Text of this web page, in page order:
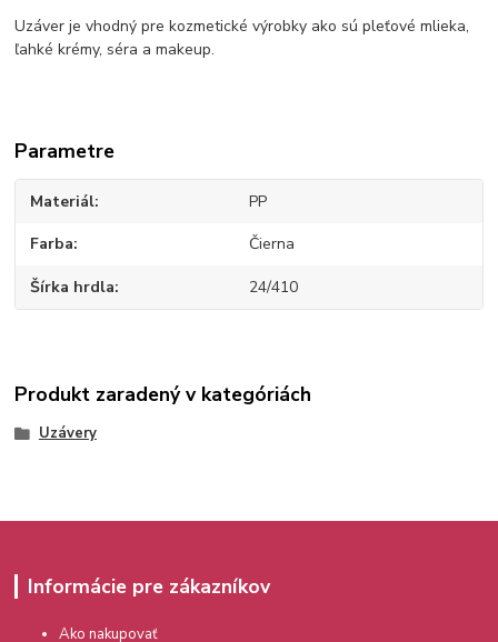
Uzáver je vhodný pre kozmetické výrobky ako sú pleťové mlieka,
ľahké krémy, séra a makeup.
Parametre
Materiál PP
Farba Čierna
Šírka hrdla 24/410
Produkt zaradený v kategóriách
Uzávery
Informácie pre zákazníkov
Ako nakupovať